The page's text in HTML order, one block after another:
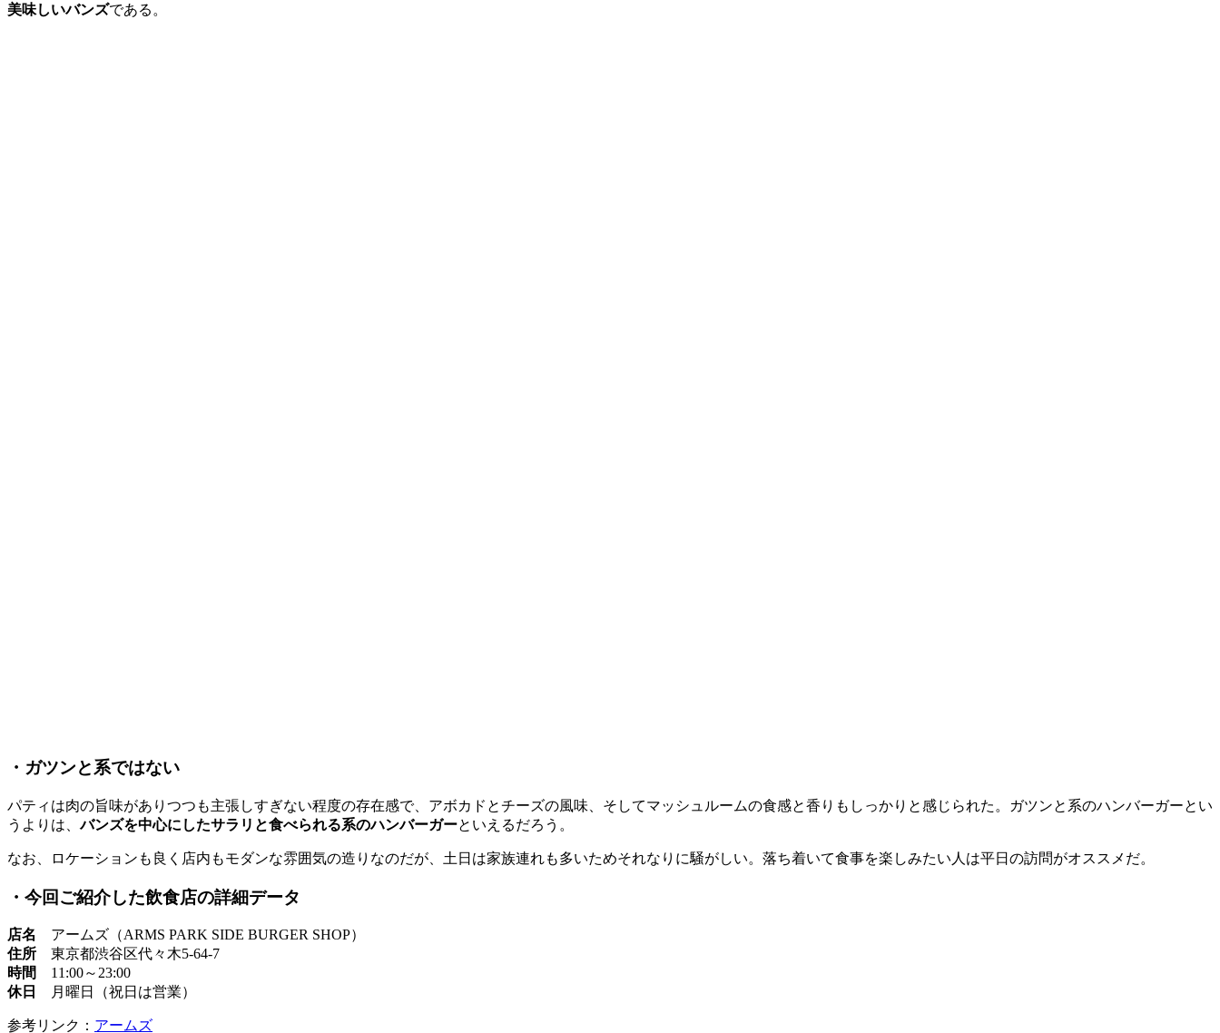
美味しいバンズである。
・ガツンと系ではない
パティは肉の旨味がありつつも主張しすぎない程度の存在感で、アボカドとチーズの風味、そしてマッシュルームの食感と香りもしっかりと感じられた。ガツンと系のハンバーガーとい
うよりは、バンズを中心にしたサラリと食べられる系のハンバーガーといえるだろう。
なお、ロケーションも良く店内もモダンな雰囲気の造りなのだが、土日は家族連れも多いためそれなりに騒がしい。落ち着いて食事を楽しみたい人は平日の訪問がオススメだ。
・今回ご紹介した飲食店の詳細データ
店名 アームズ（ARMS PARK SIDE BURGER SHOP）
住所 東京都渋谷区代々木5-64-7
時間 11:00～23:00
休日
月曜日（祝日は営業）
参考リンク： アームズ